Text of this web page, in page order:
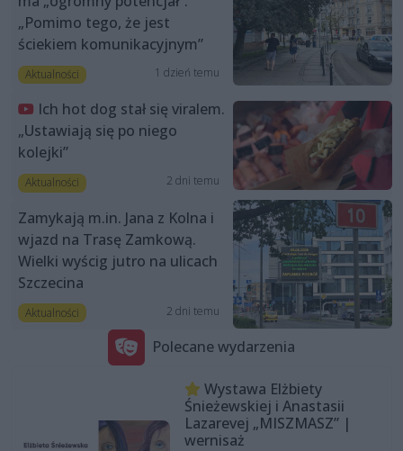
„Pomimo tego, że jest
ściekiem komunikacyjnym”
Aktualności 1 dzień temu
Ich hot dog stał się viralem.
„Ustawiają się po niego
kolejki”
Aktualności 2 dni temu
Zamykają m.in. Jana z Kolna i
wjazd na Trasę Zamkową.
Wielki wyścig jutro na ulicach
Szczecina
Aktualności 2 dni temu
Polecane wydarzenia
Wystawa Elżbiety
Śnieżewskiej i Anastasii
Lazarevej „MISZMASZ” |
wernisaż